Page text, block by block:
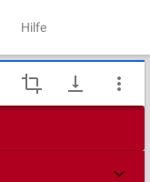
Hilfe